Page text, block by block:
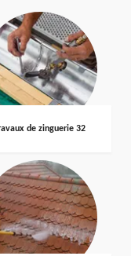
de zinguerie 32